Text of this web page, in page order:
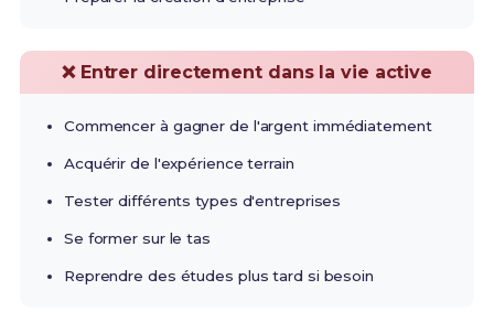
❌ Entrer directement dans la vie active
Commencer à gagner de l'argent immédiatement
Acquérir de l'expérience terrain
Tester différents types d'entreprises
Se former sur le tas
Reprendre des études plus tard si besoin